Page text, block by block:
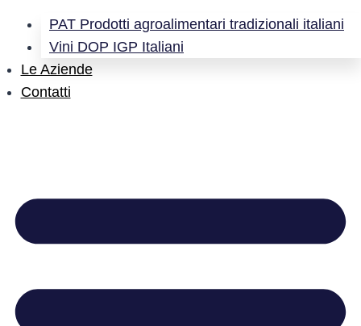
PAT Prodotti agroalimentari tradizionali italiani
Vini DOP IGP Italiani
Le Aziende
Contatti